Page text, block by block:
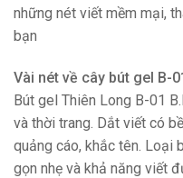
những nét viết mềm mại,
bạn
Vài nét về cây bút gel B-
Bút gel Thiên Long B-01
và thời trang. Dắt viết có
quảng cáo, khắc tên. Loại
gọn nhẹ và khả năng viết